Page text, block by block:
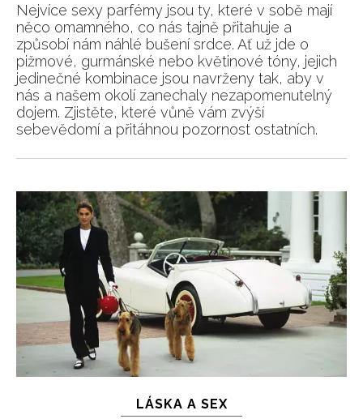
Nejvíce sexy parfémy jsou ty, které v sobě mají
něco omamného, co nás tajně přitahuje a
způsobí nám náhlé bušení srdce. Ať už jde o
pižmové, gurmánské nebo květinové tóny, jejich
jedinečné kombinace jsou navrženy tak, aby v
nás a našem okolí zanechaly nezapomenutelný
dojem. Zjistěte, které vůně vám zvýší
sebevědomí a přitáhnou pozornost ostatních.
LÁSKA A SEX